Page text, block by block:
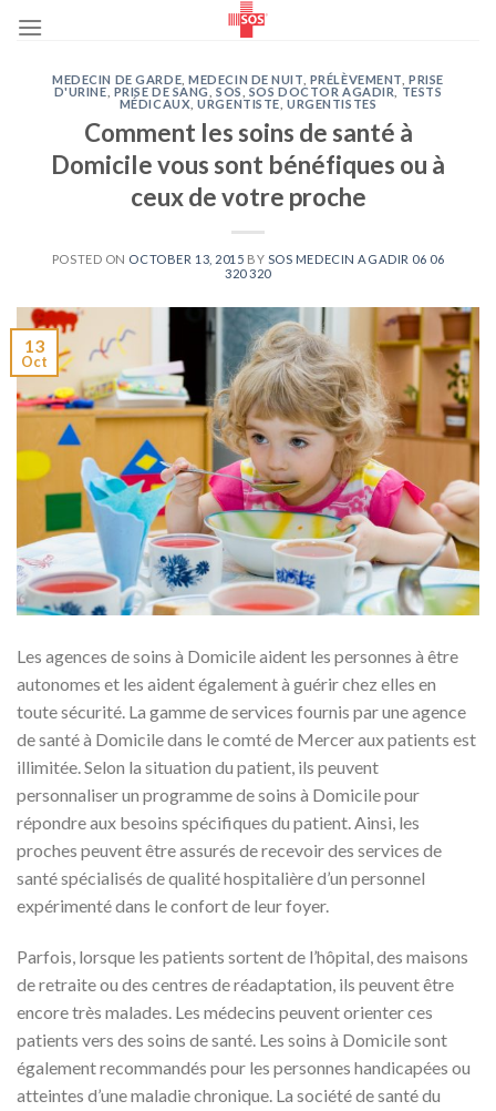
MEDECIN DE GARDE ,MEDECIN DE NUIT PRÉLÈVEMENT ,PRISE
D'URINE PRISE DE SANG ,SOS SOS DOCTOR AGADIR
TESTS
MÉDICAUX ,URGENTISTE ,URGENTISTES
Comment les soins de santé à
Domicile vous sont bénéfiques ou à
ceux de votre proche
POSTED ON OCTOBER 13, 2015 BY SOS MEDECIN AGADIR 06 06
320 320
13
Oct
Les agences de soins à Domicile aident les personnes à être
autonomes et les aident également à guérir chez elles en
toute sécurité. La gamme de services fournis par une agence
de santé à Domicile dans le comté de Mercer aux patients est
illimitée. Selon la situation du patient, ils peuvent
personnaliser un programme de soins à Domicile pour
répondre aux besoins spécifiques du patient. Ainsi, les
proches peuvent être assurés de recevoir des services de
santé spécialisés de qualité hospitalière d’un personnel
expérimenté dans le confort de leur foyer.
Parfois, lorsque les patients sortent de l’hôpital, des maisons
de retraite ou des centres de réadaptation, ils peuvent être
encore très malades. Les médecins peuvent orienter ces
patients vers des soins de santé. Les soins à Domicile sont
également recommandés pour les personnes handicapées ou
atteintes d’une maladie chronique. La société de santé du